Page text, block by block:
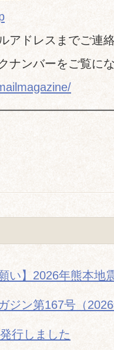
アドレスまでご連
ナンバーをご覧に
い】2026年熊本地
ジン第167号（
行しました